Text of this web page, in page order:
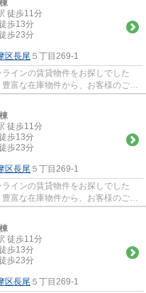
徒歩11分
歩13分
歩23分
区長尾 ５丁目269-1
インの賃貸物件をお探しでした
富な在庫物件から、お客様のご要
徒歩11分
歩13分
歩23分
区長尾 ５丁目269-1
インの賃貸物件をお探しでした
富な在庫物件から、お客様のご要
徒歩11分
歩13分
歩23分
区長尾 ５丁目269-1